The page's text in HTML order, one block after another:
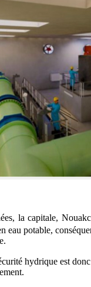
la capitale,
eau potable,
hydrique est